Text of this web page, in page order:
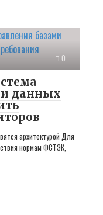
0
данных
архитектурой Для
нормам ФСТЭК,